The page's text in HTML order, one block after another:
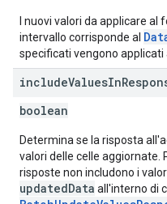
I nuovi valori da applicare al
intervallo corrisponde al
specificati vengono applicati
includeValuesIn
boolean
Determina se la risposta
valori delle celle aggiornate.
risposte non includono i
updatedData all'interno di